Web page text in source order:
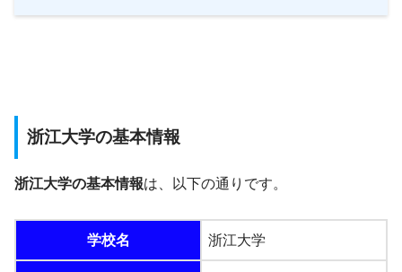
浙江大学の基本情報
浙江大学の基本情報は、以下の通りです。
学校名 浙江大学